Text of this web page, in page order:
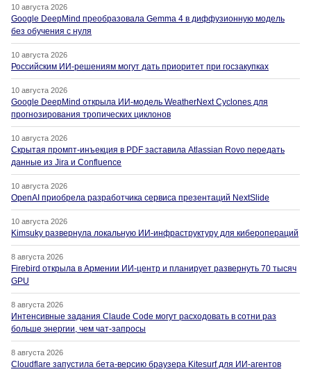
10 августа 2026
Google DeepMind преобразовала Gemma 4 в диффузионную модель
без обучения с нуля
10 августа 2026
Российским ИИ-решениям могут дать приоритет при госзакупках
10 августа 2026
Google DeepMind открыла ИИ-модель WeatherNext Cyclones для
прогнозирования тропических циклонов
10 августа 2026
Скрытая промпт-инъекция в PDF заставила Atlassian Rovo передать
данные из Jira и Confluence
10 августа 2026
OpenAI приобрела разработчика сервиса презентаций NextSlide
10 августа 2026
Kimsuky развернула локальную ИИ-инфраструктуру для киберопераций
8 августа 2026
Firebird открыла в Армении ИИ-центр и планирует развернуть 70 тысяч
GPU
8 августа 2026
Интенсивные задания Claude Code могут расходовать в сотни раз
больше энергии, чем чат-запросы
8 августа 2026
Cloudflare запустила бета-версию браузера Kitesurf для ИИ-агентов